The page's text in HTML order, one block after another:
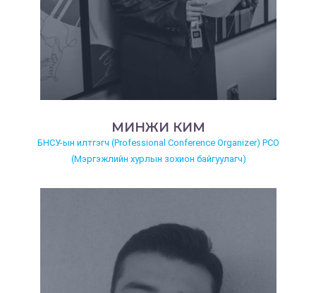
МИНЖИ КИМ
БНСУ-ын илтгэгч (Professional Conference Organizer) PCO
(Мэргэжлийн хурлын зохион байгуулагч)